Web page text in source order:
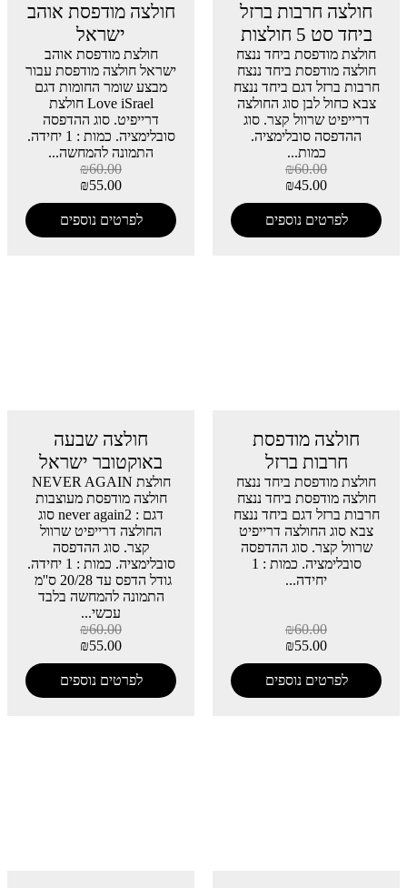
חולצה חרבות ברזל
ביחד סט 5 חולצות
חולצת מודפסת ביחד ננצח
חולצה מודפסת ביחד ננצח
חרבות ברזל דגם ביחד ננצח
צבא כחול לבן סוג החולצה
דרייפיט שרוול קצר. סוג
ההדפסה סובלימציה.
כמות...
₪60.00
₪45.00
לפרטים נוספים
חולצה מודפסת אוהב
ישראל
חולצת מודפסת אוהב
ישראל חולצה מודפסת עבור
מבצע שומר החומות דגם
Love iSrael חולצת
דרייפיט. סוג ההדפסה
סובלימציה. כמות : 1 יחידה.
התמונה להמחשה...
₪60.00
₪55.00
לפרטים נוספים
חולצה מודפסת
חרבות ברזל
חולצת מודפסת ביחד ננצח
חולצה מודפסת ביחד ננצח
חרבות ברזל דגם ביחד ננצח
צבא סוג החולצה דרייפיט
שרוול קצר. סוג ההדפסה
סובלימציה. כמות : 1
יחידה...
₪60.00
₪55.00
לפרטים נוספים
חולצה שבעה
באוקטובר ישראל
חולצת NEVER AGAIN
חולצה מודפסת מעוצבות
דגם : never again2 סוג
החולצה דרייפיט שרוול
קצר. סוג ההדפסה
סובלימציה. כמות : 1 יחידה.
גודל הדפס עד 20/28 ס''מ
התמונה להמחשה בלבד
עכשי...
₪60.00
₪55.00
לפרטים נוספים